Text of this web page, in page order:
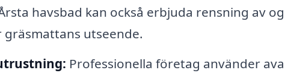
havsbad kan också erbjuda rensning av
utseende.
Professionella företag använder